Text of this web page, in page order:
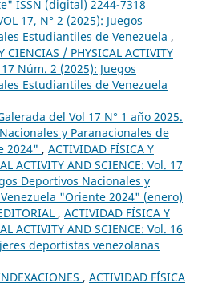
ISSN (digital) 2244-7318
17, N° 2 (2025): Juegos
Estudiantiles de Venezuela ,
CIENCIAS / PHYSICAL ACTIVITY
17 Núm. 2 (2025): Juegos
Estudiantiles de Venezuela
del Vol 17 N° 1 año 2025.
y Paranacionales de
2024" , ACTIVIDAD FÍSICA Y
ACTIVITY AND SCIENCE: Vol. 17
Deportivos Nacionales y
"Oriente 2024" (enero)
, ACTIVIDAD FÍSICA Y
ACTIVITY AND SCIENCE: Vol. 16
deportistas venezolanas
, ACTIVIDAD FÍSICA